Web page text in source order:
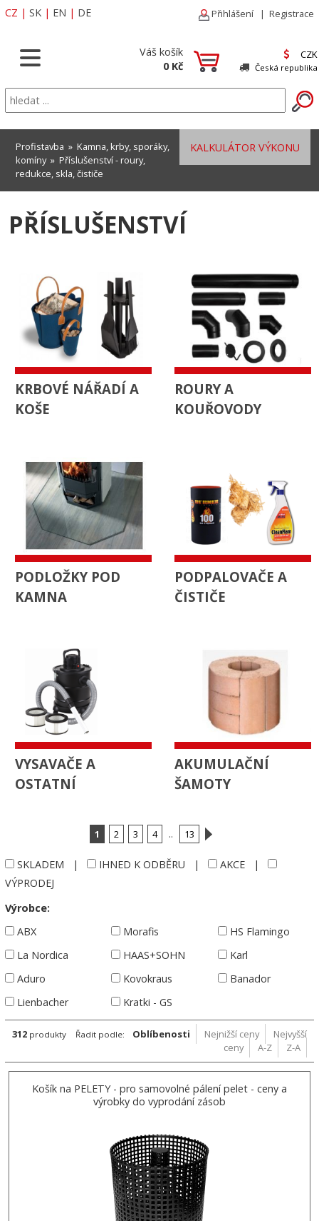
CZ | SK | EN | DE Přihlášení | Registrace
Váš košík
0 Kč
CZK
Česká republika
KALKULÁTOR VÝKONU
Profistavba » Kamna, krby, sporáky,
komíny» Příslušenství - roury,
redukce, skla, čističe
PŘÍSLUŠENSTVÍ
KRBOVÉ NÁŘADÍ A
KOŠE
ROURY A
KOUŘOVODY
PODLOŽKY POD
KAMNA
PODPALOVAČE A
ČISTIČE
VYSAVAČE A
OSTATNÍ
AKUMULAČNÍ
ŠAMOTY
1 2 3 4 .. 13
SKLADEM | IHNED K ODBĚRU | AKCE |
VÝPRODEJ
Výrobce:
ABX
Morafis
HS Flamingo
La Nordica
HAAS+SOHN
Karl
Aduro
Kovokraus
Banador
Lienbacher
Kratki - GS
312 produkty Řadit podle: Oblíbenosti Nejnižší ceny
Nejvyšší
ceny
A-Z Z-A
Košík na PELETY - pro samovolné pálení pelet - ceny a
výrobky do vyprodání zásob